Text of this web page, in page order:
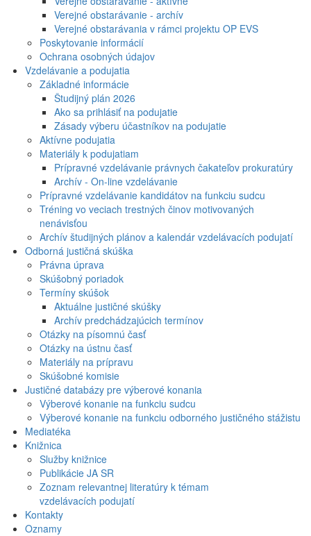
Verejné obstarávanie - archív
Verejné obstarávania v rámci projektu OP EVS
Poskytovanie informácií
Ochrana osobných údajov
Vzdelávanie a podujatia
Základné informácie
Študijný plán 2026
Ako sa prihlásiť na podujatie
Zásady výberu účastníkov na podujatie
Aktívne podujatia
Materiály k podujatiam
Prípravné vzdelávanie právnych čakateľov prokuratúry
Archív - On-line vzdelávanie
Prípravné vzdelávanie kandidátov na funkciu sudcu
Tréning vo veciach trestných činov motivovaných
nenávisťou
Archív študijných plánov a kalendár vzdelávacích podujatí
Odborná justičná skúška
Právna úprava
Skúšobný poriadok
Termíny skúšok
Aktuálne justičné skúšky
Archív predchádzajúcich termínov
Otázky na písomnú časť
Otázky na ústnu časť
Materiály na prípravu
Skúšobné komisie
Justičné databázy pre výberové konania
Výberové konanie na funkciu sudcu
Výberové konanie na funkciu odborného justičného stážistu
Mediatéka
Knižnica
Služby knižnice
Publikácie JA SR
Zoznam relevantnej literatúry k témam
vzdelávacích podujatí
Kontakty
Oznamy